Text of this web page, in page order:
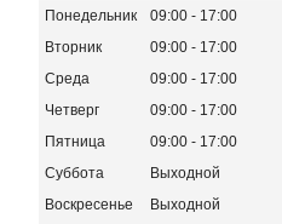
Понедельник 09:00
17:00
Вторник
09:00
17:00
Среда
09:00
17:00
Четверг
09:00
17:00
Пятница
09:00
17:00
Суббота
Выходной
Воскресенье
Выходной